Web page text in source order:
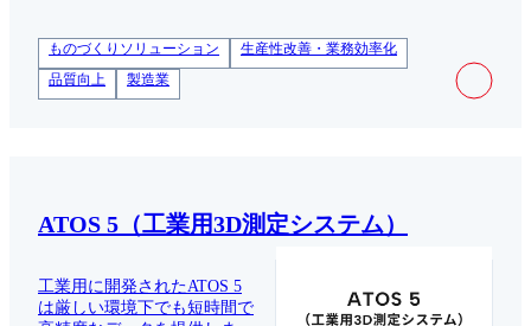
ものづくりソリューション
生産性改善・業務効率化
品質向上
製造業
ATOS 5（工業用3D測定システム）
工業用に開発されたATOS 5
は厳しい環境下でも短時間で